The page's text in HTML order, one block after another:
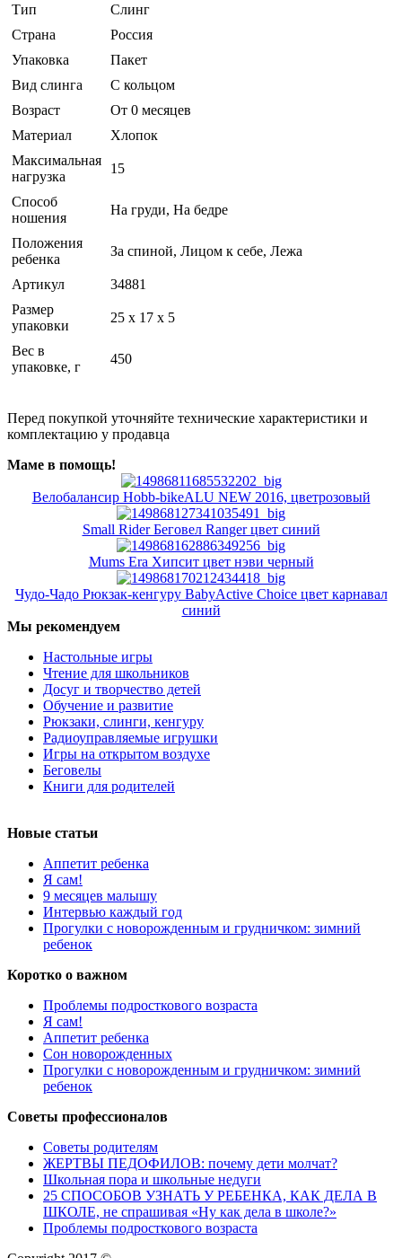
Тип
Слинг
Страна
Россия
Упаковка
Пакет
Вид слинга
С кольцом
Возраст
От 0 месяцев
Материал
Хлопок
Максимальная
нагрузка
15
Способ
ношения
На груди, На бедре
Положения
ребенка
За спиной, Лицом к себе, Лежа
Артикул
34881
Размер
упаковки
25 x 17 x 5
Вес в
упаковке, г
450
Перед покупкой уточняйте технические характеристики и
комплектацию у продавца
Маме в помощь!
Велобалансир Hobb-bikeALU NEW 2016, цветрозовый
Small Rider Беговел Ranger цвет синий
Mums Era Хипсит цвет нэви черный
Чудо-Чадо Рюкзак-кенгуру BabyActive Choice цвет карнавал
синий
Мы рекомендуем
Настольные игры
Чтение для школьников
Досуг и творчество детей
Обучение и развитие
Рюкзаки, слинги, кенгуру
Радиоуправляемые игрушки
Игры на открытом воздухе
Беговелы
Книги для родителей
Новые статьи
Аппетит ребенка
Я сам!
9 месяцев малышу
Интервью каждый год
Прогулки с новорожденным и грудничком: зимний
ребенок
Коротко о важном
Проблемы подросткового возраста
Я сам!
Аппетит ребенка
Сон новорожденных
Прогулки с новорожденным и грудничком: зимний
ребенок
Советы профессионалов
Советы родителям
ЖЕРТВЫ ПЕДОФИЛОВ: почему дети молчат?
Школьная пора и школьные недуги
25 СПОСОБОВ УЗНАТЬ У РЕБЕНКА, КАК ДЕЛА В
ШКОЛЕ, не спрашивая «Ну как дела в школе?»
Проблемы подросткового возраста